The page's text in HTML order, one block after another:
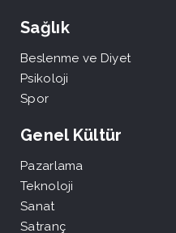
Sağlık
Beslenme ve Diyet
Psikoloji
Spor
Genel Kültür
Pazarlama
Teknoloji
Sanat
Satranç